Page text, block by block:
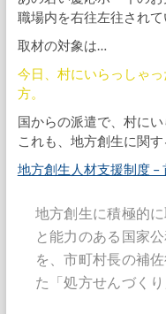
職場内を右往左往されて
取材の対象は…
今日、村にいらっしゃ
方。
国からの派遣で、村にい
これも、地方創生に関す
地方創生人材支援制度 –
地方創生に積極的
と能力のある国家
を、市町村長の補
た「処方せんづくり